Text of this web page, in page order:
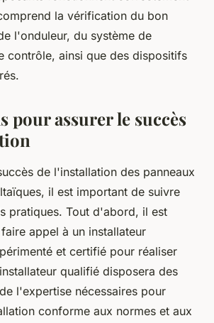
la vérification du bon
l'onduleur, du système de
contrôle, ainsi que des dispositifs
pour assurer le succès
de l'installation des panneaux
il est important de suivre
pratiques. Tout d'abord, il est
appel à un installateur
et certifié pour réaliser
qualifié disposera des
l'expertise nécessaires pour
conforme aux normes et aux